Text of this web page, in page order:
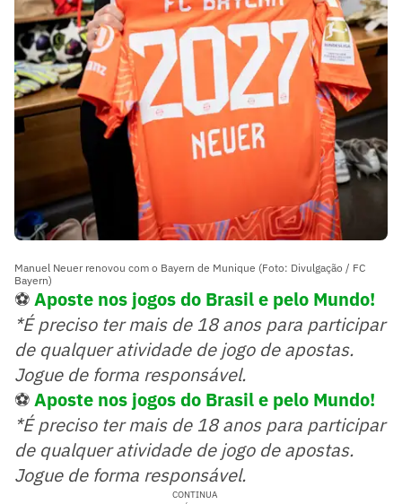
Manuel Neuer renovou com o Bayern de Munique (Foto: Divulgação / FC
Bayern)
⚽Aposte nos jogos do Brasil e pelo Mundo!
*É preciso ter mais de 18 anos para participar
de qualquer atividade de jogo de apostas.
Jogue de forma responsável.
⚽Aposte nos jogos do Brasil e pelo Mundo!
*É preciso ter mais de 18 anos para participar
de qualquer atividade de jogo de apostas.
Jogue de forma responsável.
CONTINUA